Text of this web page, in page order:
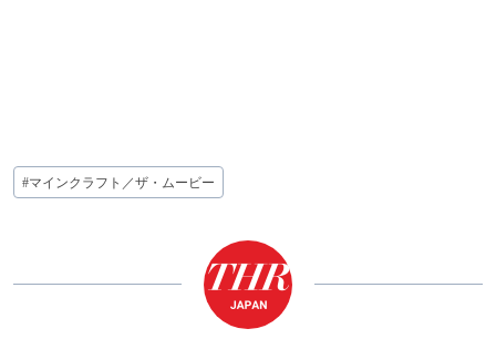
投
稿
#マインクラフト／ザ・ムービー